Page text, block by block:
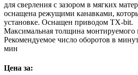
для сверления с зазором в мягких
оснащена режущими канавками,
установке. Оснащен приводом TX-bit.
Максимальная толщина
Рекомендуемое число оборотов в
мин
Цена за: